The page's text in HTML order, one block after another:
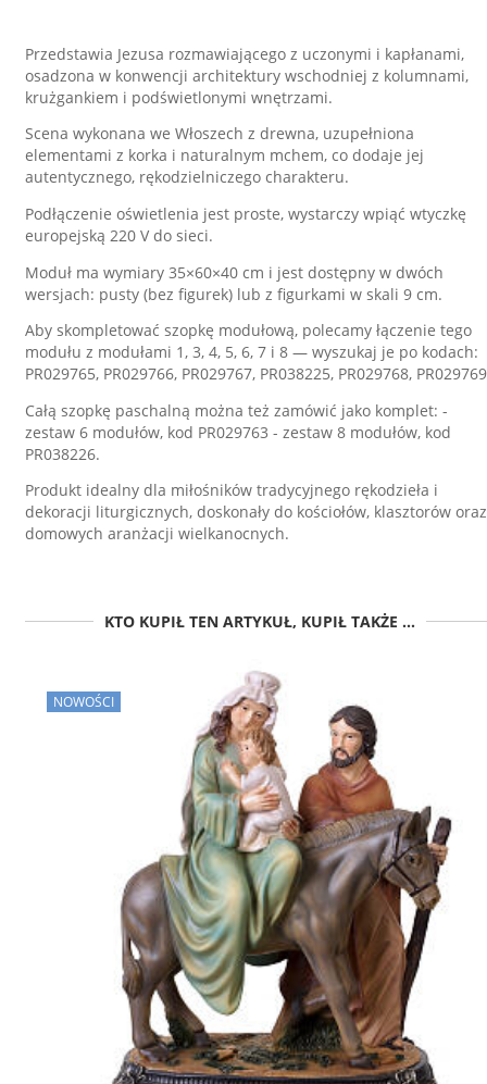
Przedstawia Jezusa rozmawiającego z uczonymi i kapłanami,
osadzona w konwencji architektury wschodniej z kolumnami,
krużgankiem i podświetlonymi wnętrzami.
Scena wykonana we Włoszech z drewna, uzupełniona
elementami z korka i naturalnym mchem, co dodaje jej
autentycznego, rękodzielniczego charakteru.
Podłączenie oświetlenia jest proste, wystarczy wpiąć wtyczkę
europejską 220 V do sieci.
Moduł ma wymiary 35×60×40 cm i jest dostępny w dwóch
wersjach: pusty (bez figurek) lub z figurkami w skali 9 cm.
Aby skompletować szopkę modułową, polecamy łączenie tego
modułu z modułami 1, 3, 4, 5, 6, 7 i 8 — wyszukaj je po kodach:
PR029765, PR029766, PR029767, PR038225, PR029768,
Całą szopkę paschalną można też zamówić jako komplet: -
zestaw 6 modułów, kod PR029763 - zestaw 8 modułów, kod
PR038226.
Produkt idealny dla miłośników tradycyjnego rękodzieła i
dekoracji liturgicznych, doskonały do kościołów, klasztorów oraz
domowych aranżacji wielkanocnych.
KTO KUPIŁ TEN ARTYKUŁ, KUPIŁ TAKŻE ...
NOWOŚCI